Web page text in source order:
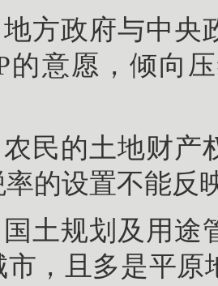
方政府与中央
的意愿，倾向
民的土地财产
的设置不能反
土规划及用途
市，且多是平原